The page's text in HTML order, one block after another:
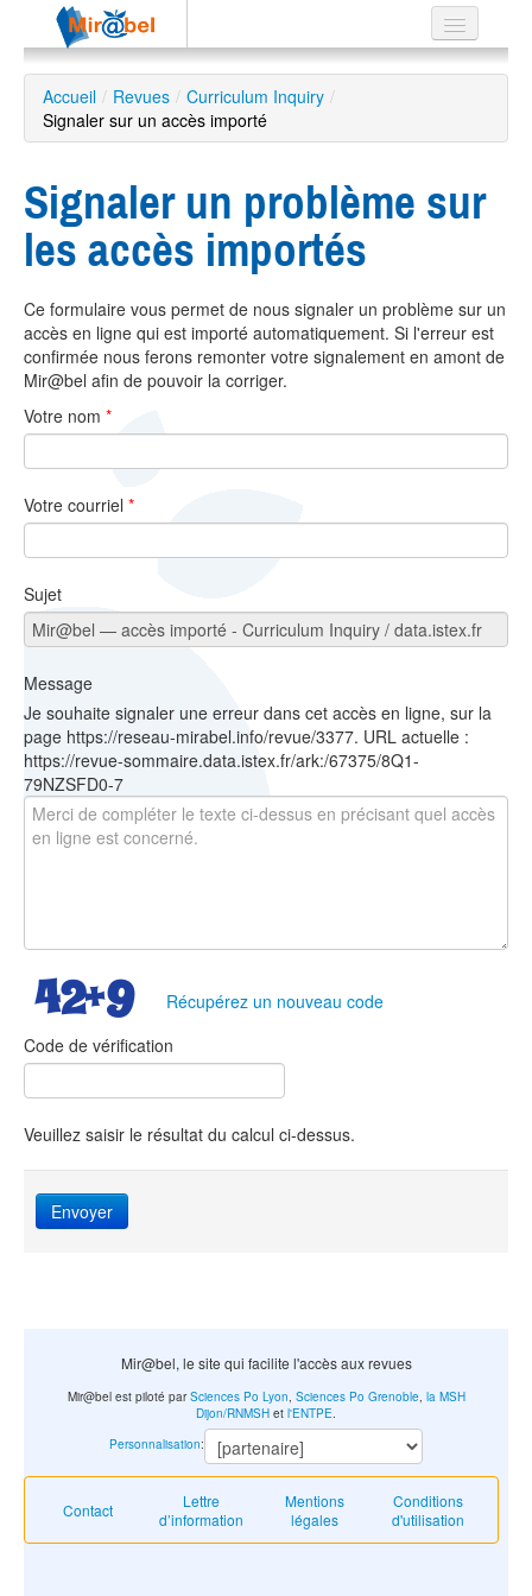
Le réseau
Soutien
avancée
EN
ES
?
Accueil / Revues / Curriculum Inquiry /
Signaler sur un accès importé
Signaler un problème sur
les accès importés
Ce formulaire vous permet de nous signaler un problème sur un
accès en ligne qui est importé automatiquement. Si l'erreur est
confirmée nous ferons remonter votre signalement en amont de
Mir@bel afin de pouvoir la corriger.
Votre nom *
Votre courriel *
Sujet
Message
Je souhaite signaler une erreur dans cet accès en ligne, sur la
page https://reseau-mirabel.info/revue/3377. URL actuelle :
https://revue-sommaire.data.istex.fr/ark:/67375/8Q1-
79NZSFD0-7
Récupérez un nouveau code
Code de vérification
Veuillez saisir le résultat du calcul ci-dessus.
Envoyer
Mir@bel, le site qui facilite l'accès aux revues
Contact
Lettre
d’information
Mentions
légales
Conditions
d'utilisation
Mir@bel est piloté parSciences Po Lyon Sciences Po Grenoble, la MSH
Dijon/RNMSH et l'ENTPE
Personnalisation: